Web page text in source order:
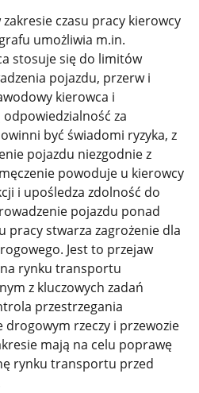
czasu pracy kierowcy
umożliwia m.in.
stosuje się do limitów
pojazdu, przerw i
kierowca i
za
być świadomi ryzyka, z
pojazdu niezgodnie z
powoduje u kierowcy
i upośledza zdolność do
pojazdu ponad
pracy stwarza zagrożenie dla
Jest to przejaw
rynku transportu
z kluczowych zadań
przestrzegania
rzeczy i przewozie
mają na celu poprawę
rynku transportu przed